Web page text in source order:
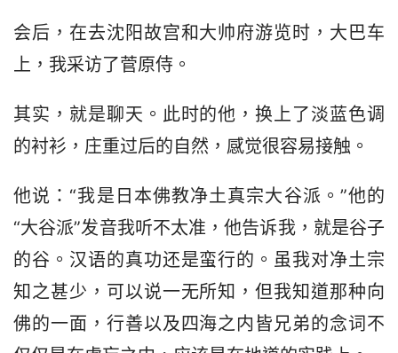
会后，在去沈阳故宫和大帅府游览时，大巴车
上，我采访了菅原侍。
其实，就是聊天。此时的他，换上了淡蓝色调
的衬衫，庄重过后的自然，感觉很容易接触。
他说：“我是日本佛教净土真宗大谷派。”他的
“大谷派”发音我听不太准，他告诉我，就是谷子
的谷。汉语的真功还是蛮行的。虽我对净土宗
知之甚少，可以说一无所知，但我知道那种向
佛的一面，行善以及四海之内皆兄弟的念词不